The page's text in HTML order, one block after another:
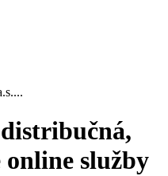
online služby